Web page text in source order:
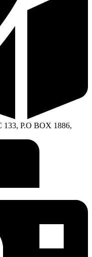
133, P.O BOX 1886,